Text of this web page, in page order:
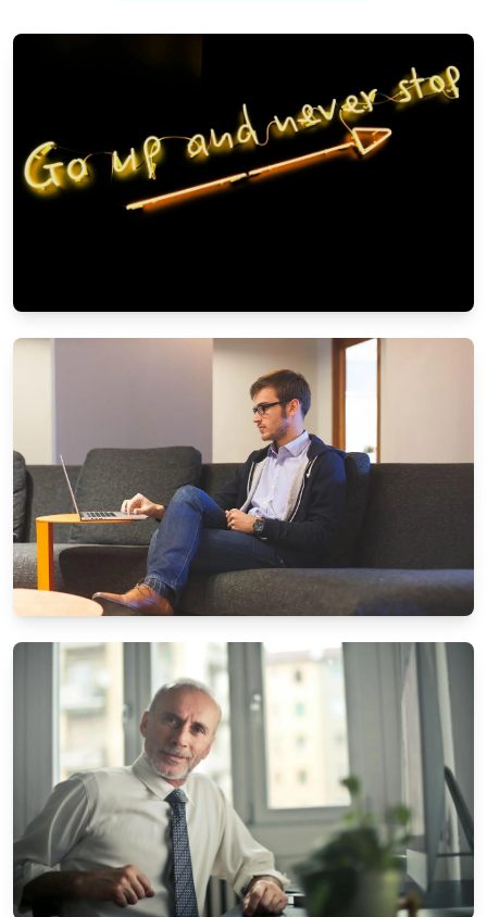
KARRIERE & ARBEIT
Work-Life-Balance: So finden Sie das
UNTERHALTUNG & MEDIEN
Die beliebtesten Brettspiele für
Familienabende
Von Stefan Brandt